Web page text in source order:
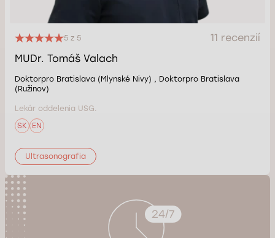
5 z 5
11 recenzií
MUDr. Tomáš Valach
Doktorpro Bratislava (Mlynské Nivy) , Doktorpro Bratislava
(Ružinov)
Lekár oddelenia USG.
SK
EN
Ultrasonografia